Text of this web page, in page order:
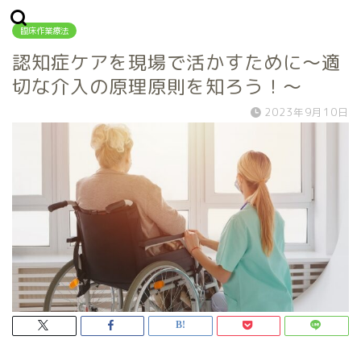
臨床作業療法
認知症ケアを現場で活かすために～適
切な介入の原理原則を知ろう！～
2023年9月10日